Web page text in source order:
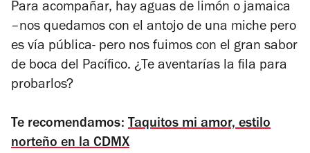
Para acompañar, hay aguas de limón o jamaica
–nos quedamos con el antojo de una miche pero
es vía pública- pero nos fuimos con el gran sabor
de boca del Pacífico. ¿Te aventarías la fila para
probarlos?
Te recomendamos: Taquitos mi amor, estilo
norteño en la CDMX